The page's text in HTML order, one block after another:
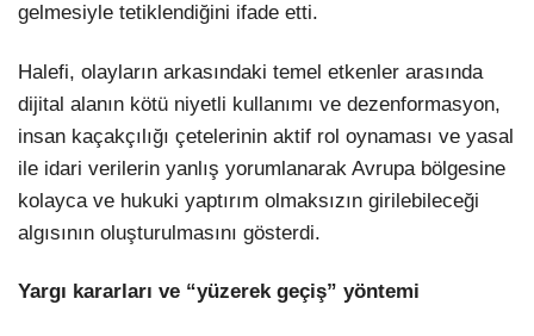
gelmesiyle tetiklendiğini ifade etti.
Halefi, olayların arkasındaki temel etkenler arasında
dijital alanın kötü niyetli kullanımı ve dezenformasyon,
insan kaçakçılığı çetelerinin aktif rol oynaması ve yasal
ile idari verilerin yanlış yorumlanarak Avrupa bölgesine
kolayca ve hukuki yaptırım olmaksızın girilebileceği
algısının oluşturulmasını gösterdi.
Yargı kararları ve “yüzerek geçiş” yöntemi